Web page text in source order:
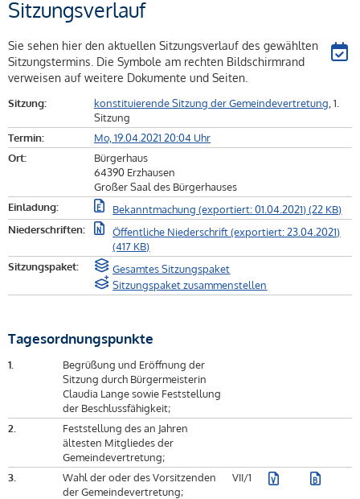
Sitzungsverlauf
Sie sehen hier den aktuellen Sitzungsverlauf des gewählten
Sitzungstermins. Die Symbole am rechten Bildschirmrand
verweisen auf weitere Dokumente und Seiten.
Sitzung: konstituierende Sitzung der Gemeindevertretung , 1.
Sitzung
Termin:
Mo, 19.04.2021 20:04 Uhr
Ort:
Bürgerhaus
64390 Erzhausen
Großer Saal des Bürgerhauses
Einladung:
Bekanntmachung (exportiert: 01.04.2021) (22 KB)
Niederschriften:
Öffentliche Niederschrift (exportiert: 23.04.2021)
(417 KB)
Sitzungspaket:
Gesamtes Sitzungspaket
Sitzungspaket zusammenstellen
Tagesordnungspunkte
1.
Begrüßung und Eröffnung der
Sitzung durch Bürgermeisterin
Claudia Lange sowie Feststellung
der Beschlussfähigkeit;
2.
Feststellung des an Jahren
ältesten Mitgliedes der
Gemeindevertretung;
3.
Wahl der oder des Vorsitzenden
der Gemeindevertretung;
VII/1